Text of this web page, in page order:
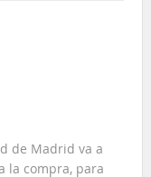
de Madrid va a
la compra, para